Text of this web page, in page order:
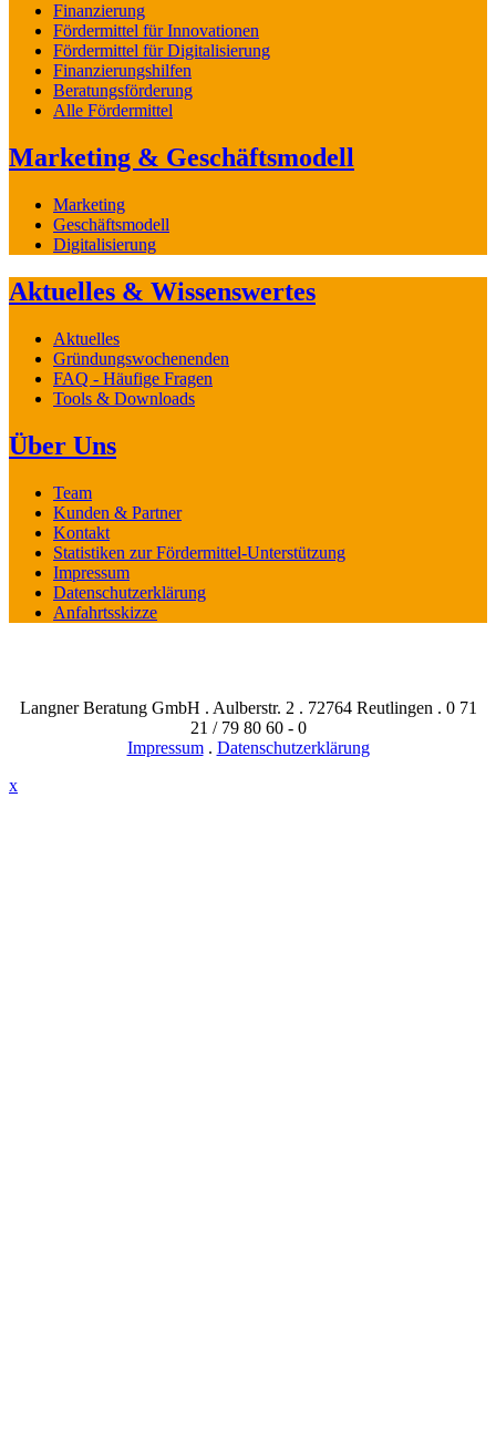
Finanzierung
Fördermittel für Innovationen
Fördermittel für Digitalisierung
Finanzierungshilfen
Beratungsförderung
Alle Fördermittel
Marketing & Geschäftsmodell
Marketing
Geschäftsmodell
Digitalisierung
Aktuelles & Wissenswertes
Aktuelles
Gründungswochenenden
FAQ - Häufige Fragen
Tools & Downloads
Über Uns
Team
Kunden & Partner
Kontakt
Statistiken zur Fördermittel-Unterstützung
Impressum
Datenschutzerklärung
Anfahrtsskizze
Langner Beratung GmbH . Aulberstr. 2 . 72764 Reutlingen . 0 71
21 / 79 80 60 - 0
Impressum. Datenschutzerklärung
x